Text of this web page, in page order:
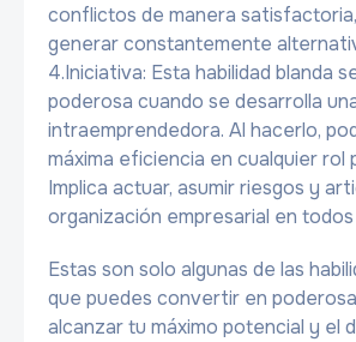
conflictos de manera
generar constantemente
4.Iniciativa: Esta habilidad blanda
poderosa cuando se desarrolla
intraemprendedora. Al hacerlo,
máxima eficiencia en cualquier rol
Implica actuar, asumir riesgos y
organización empresarial en todos
Estas son solo algunas de las
que puedes convertir en
alcanzar tu máximo potencial y el